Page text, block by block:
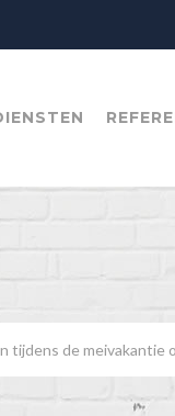
de meivakantie